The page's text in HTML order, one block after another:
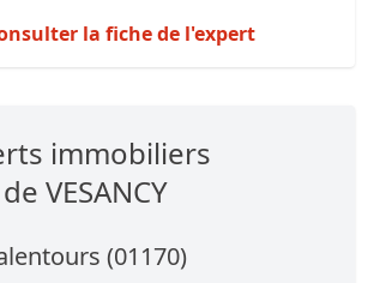
la fiche de l'expert
immobiliers
VESANCY
(01170)